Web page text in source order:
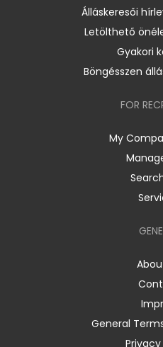
Álláskeresői
Letölthető
Gyakori
Böngésszen
FOR
My
General